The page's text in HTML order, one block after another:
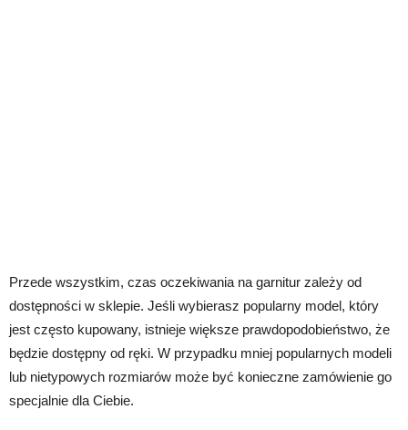
Przede wszystkim, czas oczekiwania na garnitur zależy od
dostępności w sklepie. Jeśli wybierasz popularny model, który
jest często kupowany, istnieje większe prawdopodobieństwo, że
będzie dostępny od ręki. W przypadku mniej popularnych modeli
lub nietypowych rozmiarów może być konieczne zamówienie go
specjalnie dla Ciebie.